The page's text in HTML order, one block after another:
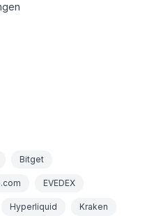
Bitget
EVEDEX
Hyperliquid Kraken